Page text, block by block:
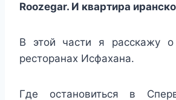
Roozegar. И квартира
В этой части я расскажу о
ресторанах Исфахана.
Где остановиться в